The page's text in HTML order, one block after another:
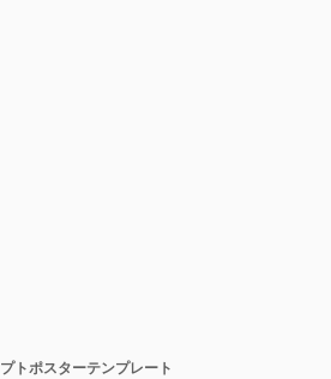
トポスターテンプレート